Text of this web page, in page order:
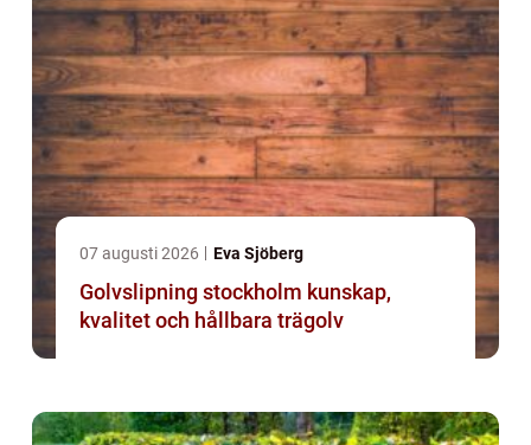
07 augusti 2026 Eva Sjöberg
Golvslipning stockholm kunskap,
kvalitet och hållbara trägolv